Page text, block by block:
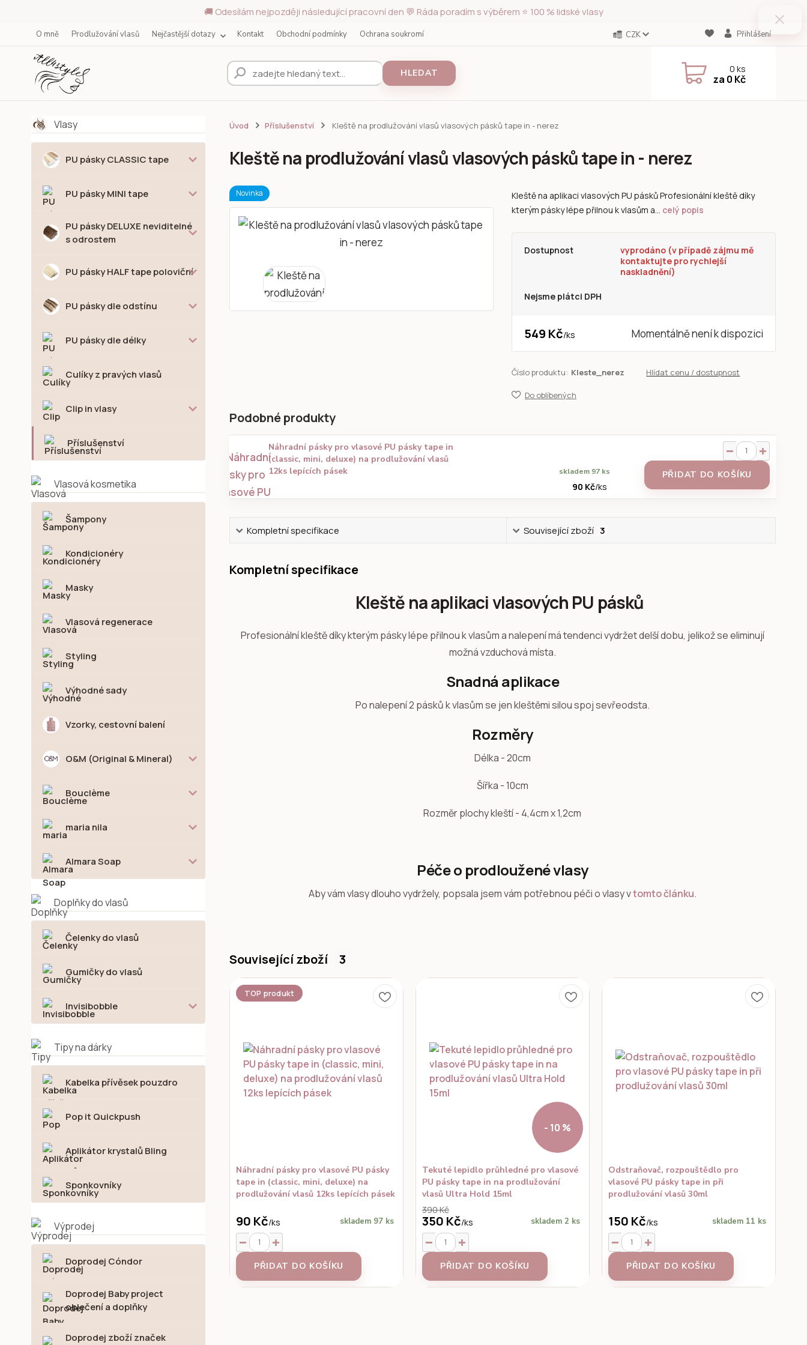
🚚 Odesílám nejpozději následující pracovní den 💬 Ráda poradím s výběrem ⭐ 100 % lidské vlasy
O mně Prodlužování vlasů Nejčastější dotazy Kontakt Obchodní podmínky Ochrana soukromí CZK Přihlášení
HLEDAT 0ks
za 0 Kč
Vlasy
PU pásky CLASSIC tape
PU pásky MINI tape
PU pásky DELUXE neviditelné
s odrostem
PU pásky HALF tape poloviční
PU pásky dle odstínu
PU pásky dle délky
Culíky z pravých vlasů
Clip in vlasy
Příslušenství
Vlasová kosmetika
Šampony
Kondicionéry
Masky
Vlasová regenerace
Styling
Výhodné sady
Vzorky, cestovní balení
O&M (Original & Mineral)
Bouclème
maria nila
Almara Soap
Doplňky do vlasů
Čelenky do vlasů
Gumičky do vlasů
Invisibobble
Tipy na dárky
Kabelka přívěsek pouzdro
Pop it Quickpush
Aplikátor krystalů Bling
Sponkovníky
Výprodej
Doprodej Cóndor
Doprodej Baby project
oblečení a doplňky
Doprodej zboží značek
Úvod Příslušenství Kleště na prodlužování vlasů vlasových pásků tape in - nerez
Kleště na prodlužování vlasů vlasových pásků tape in - nerez
Novinka
Kleště na aplikaci vlasových PU pásků Profesionální kleště díky
kterým pásky lépe přilnou k vlasům a... celý popis
Dostupnost
vyprodáno (v případě zájmu mě
kontaktujte pro rychlejší
naskladnění)
Nejsme plátci DPH
549 Kč/ks Momentálně není k dispozici
Číslo produktu: Kleste_nerez Hlídat cenu / dostupnost
Do oblíbených
Podobné produkty
Náhradní pásky pro vlasové PU pásky tape in
(classic, mini, deluxe) na prodlužování vlasů
12ks lepících pásek
90 Kč/ks
skladem 97 ks PŘIDAT DO KOŠÍKU
Kompletní specifikace Související zboží 3
Kompletní specifikace
Kleště na aplikaci vlasových PU pásků
Profesionální kleště díky kterým pásky lépe přilnou k vlasům a nalepení má tendenci vydržet delší dobu, jelikož se eliminují
možná vzduchová místa.
Snadná aplikace
Po nalepení 2 pásků k vlasům se jen kleštěmi silou spoj sevřeodsta.
Rozměry
Délka - 20cm
Šířka - 10cm
Rozměr plochy kleští - 4,4cm x 1,2cm
Péče o prodloužené vlasy
Aby vám vlasy dlouho vydržely, popsala jsem vám potřebnou péči o vlasy vtomto článku.
Související zboží 3
TOP produkt
Náhradní pásky pro vlasové PU pásky
tape in (classic, mini, deluxe) na
prodlužování vlasů 12ks lepících pásek
90 Kč/ks skladem 97 ks
PŘIDAT DO KOŠÍKU
- 10 %
Tekuté lepidlo průhledné pro vlasové
PU pásky tape in na prodlužování
vlasů Ultra Hold 15ml
390 Kč
350 Kč/ks skladem 2 ks
PŘIDAT DO KOŠÍKU
Odstraňovač, rozpouštědlo pro
vlasové PU pásky tape in při
prodlužování vlasů 30ml
150 Kč/ks skladem 11 ks
PŘIDAT DO KOŠÍKU